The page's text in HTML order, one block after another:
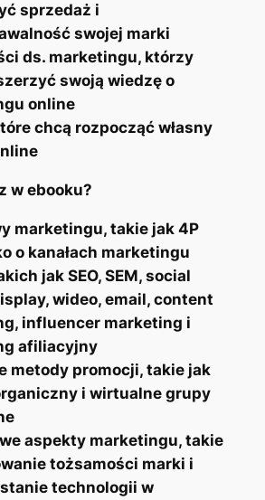
sprzedaż i
swojej marki
ds. marketingu, którzy
swoją wiedzę o
online
chcą rozpocząć własny
w ebooku?
marketingu, takie jak 4P
o kanałach marketingu
jak SEO, SEM, social
wideo, email, content
influencer marketing i
afiliacyjny
metody promocji, takie jak
i wirtualne grupy
aspekty marketingu, takie
tożsamości marki i
technologii w